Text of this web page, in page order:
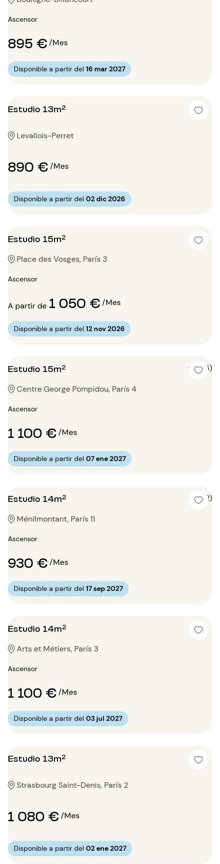
Ascensor
895 €/Mes
Disponible a partir del 16 mar 2027
Estudio 13m²
Levallois-Perret
890 €/Mes
Disponible a partir del 02 dic 2026
Estudio 15m²
Place des Vosges, París 3
Ascensor
A partir de 1 050 €/Mes
Disponible a partir del 12 nov 2026
Estudio 15m² 5 (5)
Centre George Pompidou, París 4
Ascensor
1 100 €/Mes
Disponible a partir del 07 ene 2027
Estudio 14m² 5 (2)
Ménilmontant, París 11
Ascensor
930 €/Mes
Disponible a partir del 17 sep 2027
Estudio 14m²
Arts et Métiers, París 3
Ascensor
1 100 €/Mes
Disponible a partir del 03 jul 2027
Estudio 13m²
Strasbourg Saint-Denis, París 2
1 080 €/Mes
Disponible a partir del 02 ene 2027